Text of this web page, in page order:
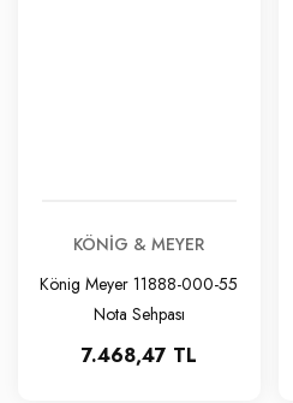
KÖNIG & MEYER
König Meyer 11888-000-55
Nota Sehpası
7.468,47 TL